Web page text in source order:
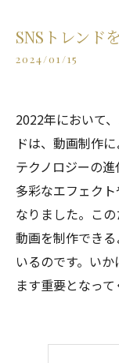
SNSトレンド
2024/01/15
2022年において
ドは、動画制作
テクノロジーの
多彩なエフェク
なりました。こ
動画を制作でき
いるのです。い
ます重要となって